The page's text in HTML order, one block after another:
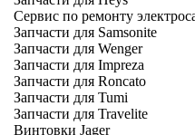
Сервис по ремонту
Запчасти для Samsonite
Запчасти для Wenger
Запчасти для Impreza
Запчасти для Roncato
Запчасти для Tumi
Запчасти для Travelite
Винтовки Jager